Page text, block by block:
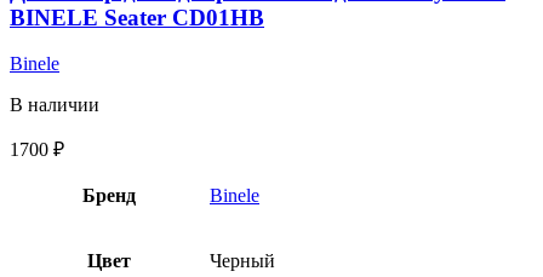
BINELE Seater CD01HB
Binele
В наличии
1700 ₽
Бренд Binele
Цвет Черный